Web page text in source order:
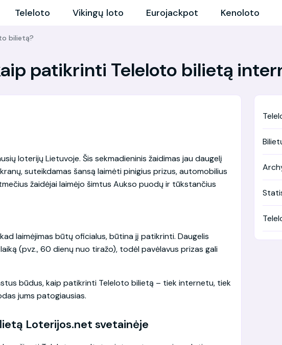
Teleloto Vikingų loto Eurojackpot Kenoloto
bilietą?
patikrinti Teleloto bilietą
loterijų Lietuvoje. Šis sekmadieninis žaidimas jau daugelį
suteikdamas šansą laimėti pinigius prizus, automobilius
žaidėjai laimėjo šimtus Aukso puodų ir tūkstančius
laimėjimas būtų oficialus, būtina jį patikrinti. Daugelis
(pvz., 60 dienų nuo tiražo), todėl pavėlavus prizas gali
būdus, kaip patikrinti Teleloto bilietą – tiek internetu, tiek
jums patogiausias.
Loterijos.net svetainėje